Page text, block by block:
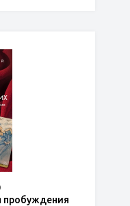
пробуждения